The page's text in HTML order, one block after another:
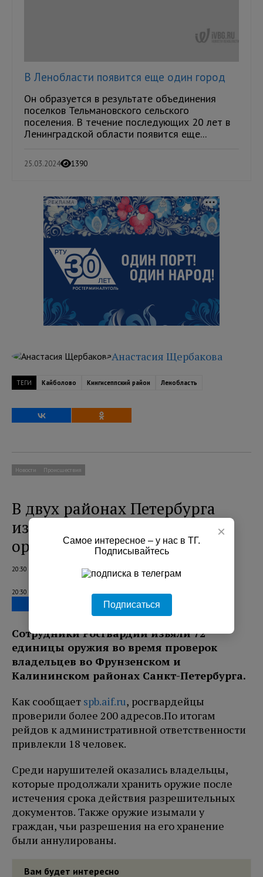
В Ленобласти появится еще один город
Он образуется в результате объединения
поселков Тельмановского сельского
поселения. В течение последующих 20 лет в
Ленинградской области появится еще...
25.03.2024 1390
РЕКЛАМА
Анастасия Щербакова
ТЕГИ Кайболово Кингисеппский район Ленобласть
Новости Происшествия
В двух районах Петербурга
изъяли более 70 единиц
оружия
20:30 08.08.2026
20:30 08.08.2026
Сотрудники Росгвардии изъяли 72
единицы оружия во время проверок
владельцев во Фрунзенском и
Калининском районах Санкт-Петербурга.
Как сообщает spb.aif.ru, росгвардейцы
проверили более 200 адресов.По итогам
рейдов к административной ответственности
привлекли 18 человек.
Среди нарушителей оказались владельцы,
которые продолжали хранить оружие после
истечения срока действия разрешительных
документов. Также оружие изымали у
граждан, чьи разрешения на его хранение
были аннулированы.
Вам будет интересно
×
Самое интересное – у нас в ТГ.
Подписывайтесь
Подписаться